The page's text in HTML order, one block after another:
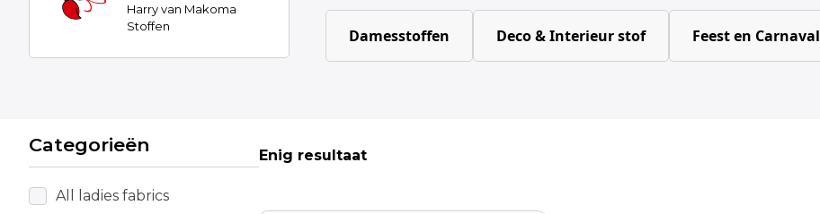
Harry van Makoma
Stoffen
Damesstoffen Deco & Interieur stof Feest en Carnaval
Categorieën
All ladies fabrics
Enig resultaat